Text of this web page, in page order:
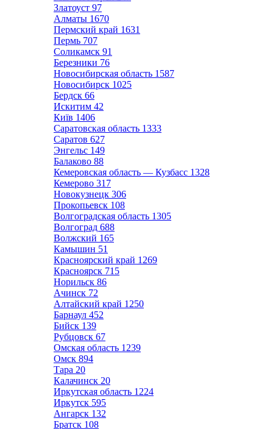
Златоуст 97
Алматы 1670
Пермский край 1631
Пермь 707
Соликамск 91
Березники 76
Новосибирская область 1587
Новосибирск 1025
Бердск 66
Искитим 42
Київ 1406
Саратовская область 1333
Саратов 627
Энгельс 149
Балаково 88
Кемеровская область — Кузбасс 1328
Кемерово 317
Новокузнецк 306
Прокопьевск 108
Волгоградская область 1305
Волгоград 688
Волжский 165
Камышин 51
Красноярский край 1269
Красноярск 715
Норильск 86
Ачинск 72
Алтайский край 1250
Барнаул 452
Бийск 139
Рубцовск 67
Омская область 1239
Омск 894
Тара 20
Калачинск 20
Иркутская область 1224
Иркутск 595
Ангарск 132
Братск 108